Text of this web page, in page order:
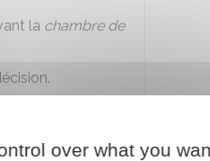
la chambre de
over what you